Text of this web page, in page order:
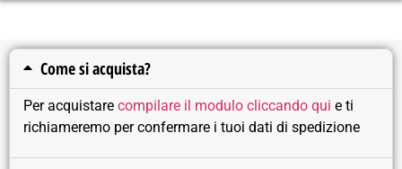
Come si acquista?
Per acquistare compilare il modulo cliccando qui e ti
richiameremo per confermare i tuoi dati di spedizione